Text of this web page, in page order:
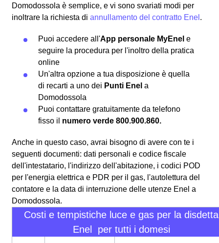
Domodossola è semplice, e vi sono svariati modi per
inoltrare la richiesta di annullamento del contratto Enel .
Puoi accedere all'App personale MyEnel e
seguire la procedura per l'inoltro della pratica
online
Un'altra opzione a tua disposizione è quella
di recarti a uno dei Punti Enel a
Domodossola
Puoi contattare gratuitamente da telefono
fisso il numero verde 800.900.860.
Anche in questo caso, avrai bisogno di avere con te i
seguenti documenti: dati personali e codice fiscale
dell'intestatario, l'indirizzo dell'abitazione, i codici POD
per l'energia elettrica e PDR per il gas, l'autolettura del
contatore e la data di interruzione delle utenze Enel a
Domodossola.
Costi e tempistiche luce e gas per la disdetta
Enel per tutti i domesi